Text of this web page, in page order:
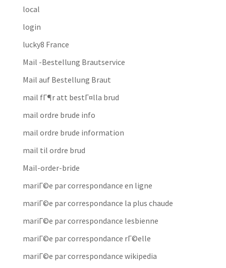
local
login
lucky8 France
Mail -Bestellung Brautservice
Mail auf Bestellung Braut
mail fГ¶r att bestГ¤lla brud
mail ordre brude info
mail ordre brude information
mail til ordre brud
Mail-order-bride
mariГ©e par correspondance en ligne
mariГ©e par correspondance la plus chaude
mariГ©e par correspondance lesbienne
mariГ©e par correspondance rГ©elle
mariГ©e par correspondance wikipedia